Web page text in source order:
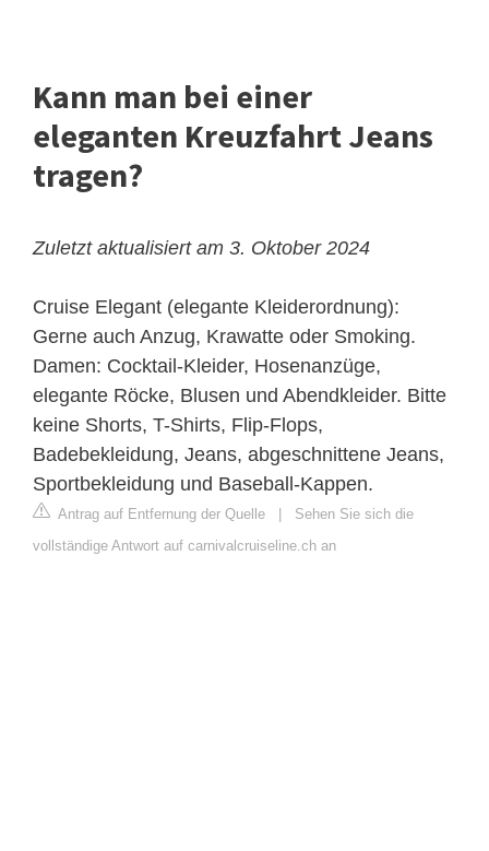
Kann man bei einer
eleganten Kreuzfahrt Jeans
tragen?
Zuletzt aktualisiert am 3. Oktober 2024
Cruise Elegant (elegante Kleiderordnung):
Gerne auch Anzug, Krawatte oder Smoking.
Damen: Cocktail-Kleider, Hosenanzüge,
elegante Röcke, Blusen und Abendkleider. Bitte
keine Shorts, T-Shirts, Flip-Flops,
Badebekleidung, Jeans, abgeschnittene Jeans,
Sportbekleidung und Baseball-Kappen.
Antrag auf Entfernung der Quelle
Sehen Sie sich die
vollständige Antwort auf carnivalcruiseline.ch an